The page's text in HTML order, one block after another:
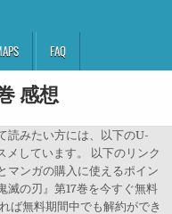
FAQ
感想
読みたい方には、以下のU-
しています。 以下のリンク
マンガの購入に使えるポイン
滅の刃』第17巻を今すぐ無料
ば無料期間中でも解約ができ